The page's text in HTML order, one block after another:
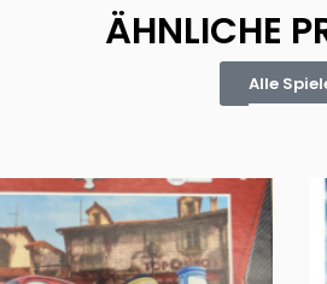
ÄHNLICHE
Alle